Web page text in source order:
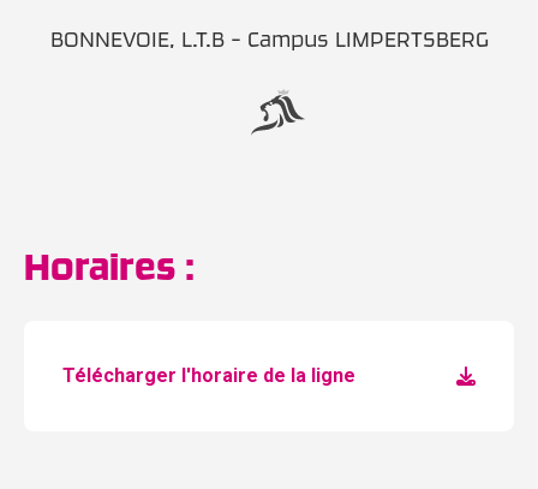
BONNEVOIE, L.T.B - Campus LIMPERTSBERG
Horaires :
Télécharger l'horaire de la ligne